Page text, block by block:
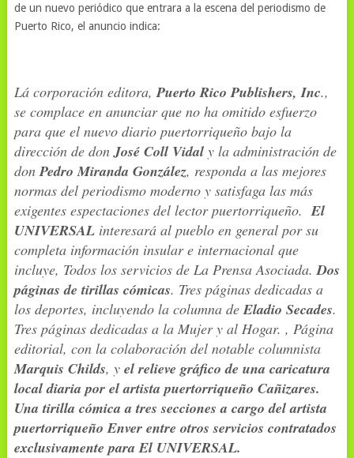
de un nuevo periódico que entrara a la escena del periodismo de
Puerto Rico, el anuncio indica:
Lá corporación editora, Puerto Rico Publishers, Inc.,
se complace en anunciar que no ha omitido esfuerzo
para que el nuevo diario puertorriqueño bajo la
dirección de donJosé Coll Vidaly la administración de
donPedro Miranda González, responda a las mejores
normas del periodismo moderno y satisfaga las más
exigentes espectaciones del lector puertorriqueño. El
UNIVERSALinteresará al pueblo en general por su
completa información insular e internacional que
incluye, Todos los servicios de La Prensa Asociada. Dos
páginas de tirillas cómicas. Tres páginas dedicadas a
los deportes, incluyendo la columna deEladio Secades.
Tres páginas dedicadas a la Mujer y al Hogar. , Página
editorial, con la colaboración del notable columnista
Marquis Childs, y el relieve gráfico de una caricatura
local diaria por el artista puertorriqueño Cañizares.
Una tirilla cómica a tres secciones a cargo del artista
puertorriqueño Enver entre otros servicios contratados
exclusivamente para El UNIVERSAL.